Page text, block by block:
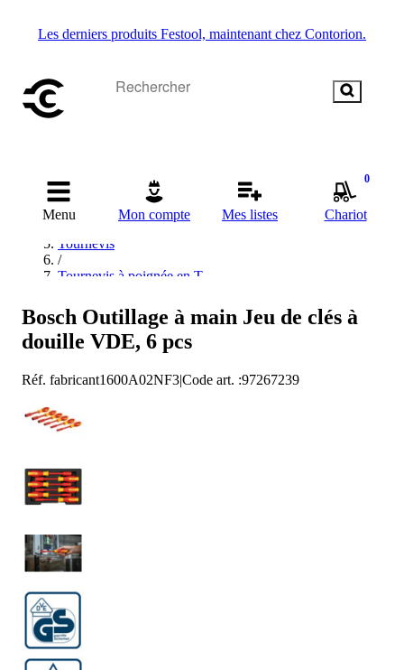
Les derniers produits Festool, maintenant chez Contorion.
Menu Mon compte Mes listes
0
Chariot
Accueil
/
Outillage manuel
Tournevis
/
Tournevis à poignée en T
Tournevis à poignée en T, six pans creux
/
Bosch Tournevis à poignée en T, six pans creux
Bosch Outillage à main Jeu de clés à
douille VDE, 6 pcs
Réf. fabricant1600A02NF3|Code art. :97267239